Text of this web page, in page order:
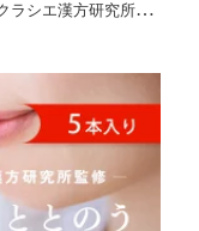
ラシエ漢方研究所監
ク 植物性ミルク 和
体調 ギフト プレゼ